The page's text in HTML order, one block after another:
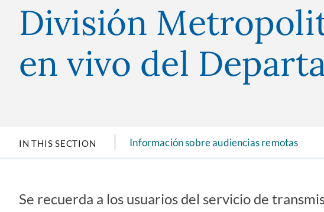
División
en vivo del
IN THIS SECTION Información sobre audiencias remotas
Se recuerda a los usuarios del servicio de